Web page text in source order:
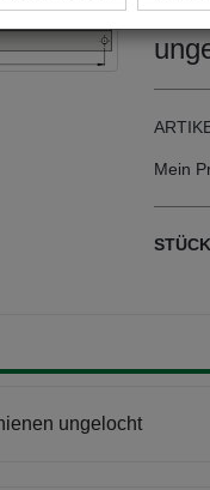
Mein
ungelocht